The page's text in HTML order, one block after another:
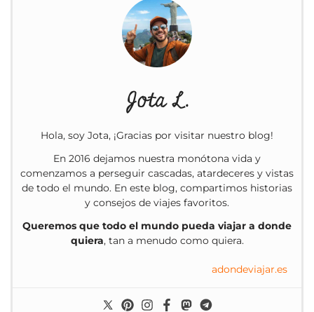
Jota L.
Hola, soy Jota, ¡Gracias por visitar nuestro blog!
En 2016 dejamos nuestra monótona vida y
comenzamos a perseguir cascadas, atardeceres y vistas
de todo el mundo. En este blog, compartimos historias
y consejos de viajes favoritos.
Queremos que todo el mundo pueda viajar a donde
quiera, tan a menudo como quiera.
adondeviajar.es